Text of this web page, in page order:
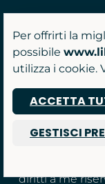
Unisciti
Non perderti
Indirizzo
diritti a me
Per offrirti la
possibile
utilizza i cookie.
ACCETTA
GESTISCI